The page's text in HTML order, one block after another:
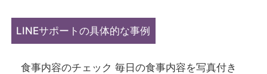
LINEサポートの具体的な事例
食事内容のチェック 毎日の食事内容を写真付き